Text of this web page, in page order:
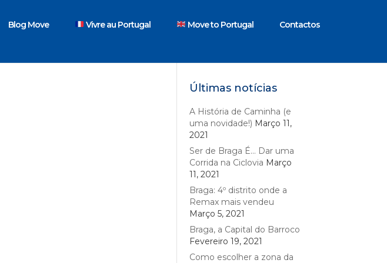
Blog Move Vivre au Portugal Move to Portugal Contactos
Últimas notícias
A História de Caminha (e
uma novidade!) Março 11,
2021
Ser de Braga É… Dar uma
Corrida na Ciclovia Março
11, 2021
Braga: 4º distrito onde a
Remax mais vendeu
Março 5, 2021
Braga, a Capital do Barroco
Fevereiro 19, 2021
Como escolher a zona da